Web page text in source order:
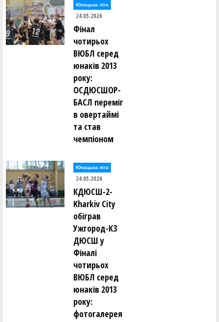
Юнацька ліга
24.05.2026
Фінал
чотирьох
ВЮБЛ серед
юнаків 2013
року:
ОСДЮСШОР-
БАСЛ переміг
в овертаймі
та став
чемпіоном
Юнацька ліга
24.05.2026
КДЮСШ-2-
Kharkiv City
обіграв
Ужгород-КЗ
ДЮСШ у
Фіналі
чотирьох
ВЮБЛ серед
юнаків 2013
року:
фотогалерея